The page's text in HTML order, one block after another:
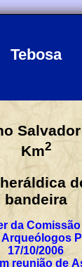
Tebosa
Salvador
Km2
bandeira
da
17/10/2006
reunião de